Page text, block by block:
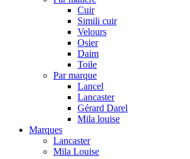
Cuir
Simili cuir
Velours
Osier
Daim
Toile
Par marque
Lancel
Lancaster
Gérard Darel
Mila louise
Marques
Lancaster
Mila Louise